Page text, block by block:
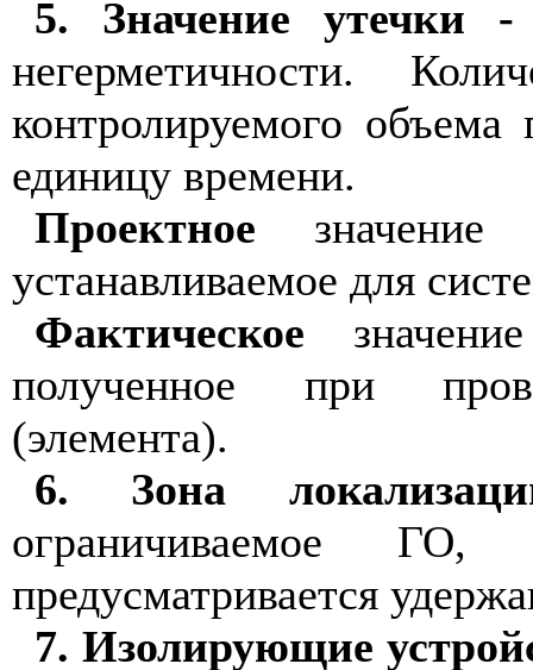
5. Значение утечки -
негерметичности.
контролируемого
единицу времени.
Проектное значение
устанавливаемое для
Фактическое
полученное при
(элемента).
6. Зона
ограничиваемое
предусматривается
7. Изолирующие